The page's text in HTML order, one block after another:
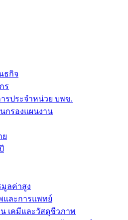
ธกิจ
ร
รประจำหน่วย บพข.
กรองแผนงาน
ย
ลค่าสูง
และการแพทย์
เคมีและวัสดุชีวภาพ